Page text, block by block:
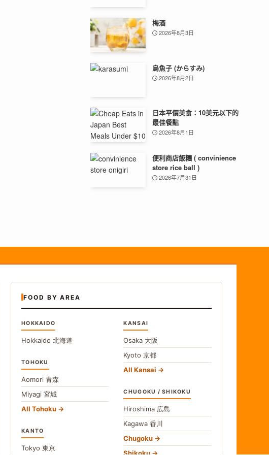
梅酒
2026年8月3日
烏魚子 (からすみ)
2026年8月2日
日本平價美食：10美元以下的
最佳餐點
2026年8月1日
便利商店飯糰 ( convinience
store rice ball )
2026年7月31日
FOOD BY AREA
HOKKAIDO
Hokkaido 北海道
TOHOKU
Aomori 青森
Miyagi 宮城
All Tohoku
KANTO
Tokyo 東京
KANSAI
Osaka 大阪
Kyoto京都
All Kansai
CHUGOKU / SHIKOKU
Hiroshima 広島
Kagawa香川
Chugoku
Shikoku